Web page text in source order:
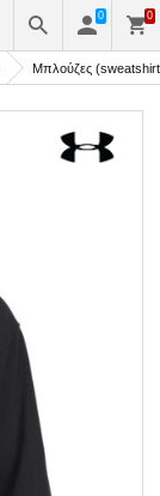
0 0
Μπλούζες